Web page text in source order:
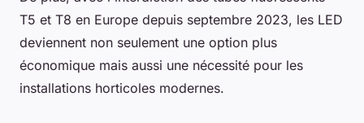
T5 et T8 en Europe depuis septembre 2023, les LED
deviennent non seulement une option plus
économique mais aussi une nécessité pour les
installations horticoles modernes.